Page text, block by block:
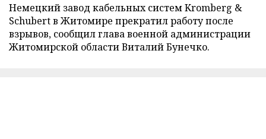
Немецкий завод кабельных систем Kromberg &
Schubert в Житомире прекратил работу после
взрывов, сообщил глава военной администрации
Житомирской области Виталий Бунечко.